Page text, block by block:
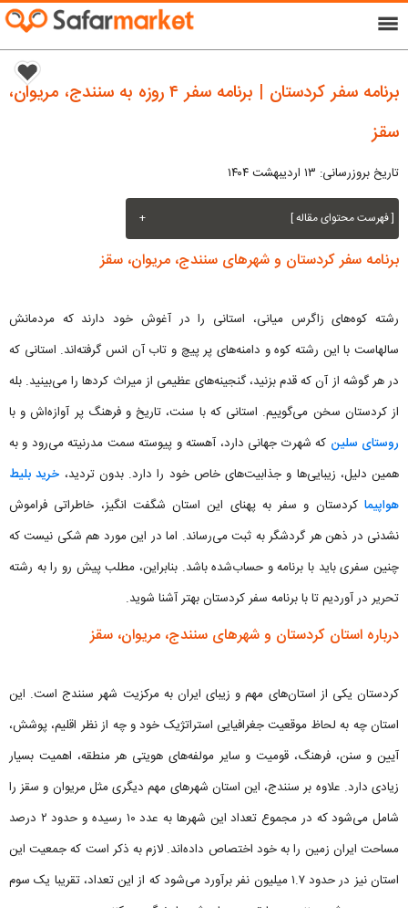
menu
برنامه سفر کردستان | برنامه سفر ۴ روزه به سنندج، مریوان،
سقز
تاریخ بروزرسانی: ۱۳ اردیبهشت ۱۴۰۴
[ فهرست محتوای مقاله ] +
برنامه سفر کردستان و شهرهای سنندج، مریوان، سقز
رشته‌ کوه‌های زاگرس میانی، استانی را در آغوش خود دارند که مردمانش
سالهاست با این رشته کوه و دامنه‌های پر پیچ و تاب آن انس گرفته‌اند. استانی که
در هر گوشه از آن که قدم بزنید، گنجینه‌های عظیمی از میراث کردها را می‌بینید. بله
از کردستان سخن می‌گوییم. استانی که با سنت، تاریخ و فرهنگ پر آوازه‌اش و با
روستای سلین که شهرت جهانی دارد، آهسته و پیوسته سمت مدرنیته می‌رود و به
همین دلیل، زیبایی‌ها و جذابیت‌های خاص خود را دارد. بدون تردید، خرید بلیط
هواپیما کردستان و سفر به پهنای این استان شگفت انگیز، خاطراتی فراموش
نشدنی در ذهن هر گردشگر به ثبت می‌رساند. اما در این مورد هم شکی نیست که
چنین سفری باید با برنامه و حساب‌شده باشد. بنابراین، مطلب پیش رو را به رشته
تحریر در آوردیم تا با برنامه سفر کردستان بهتر آشنا شوید.
درباره استان کردستان و شهرهای سنندج، مریوان، سقز
کردستان یکی از استان‌های مهم و زیبای ایران به مرکزیت شهر سنندج است. این
استان چه به لحاظ موقعیت جغرافیایی استراتژیک خود و چه از نظر اقلیم، پوشش،
آیین و سنن، فرهنگ، قومیت و سایر مولفه‌های هویتی هر منطقه، اهمیت بسیار
زیادی دارد. علاوه بر سنندج، این استان شهرهای مهم دیگری مثل مریوان و سقز را
شامل می‌شود که در مجموع تعداد این شهرها به عدد ۱۰ رسیده و حدود ۲ درصد
مساحت ایران زمین را به خود اختصاص داده‌اند. لازم به ذکر است که جمعیت این
استان نیز در حدود ۱.۷ میلیون نفر برآورد می‌شود که از این تعداد، تقریبا یک سوم